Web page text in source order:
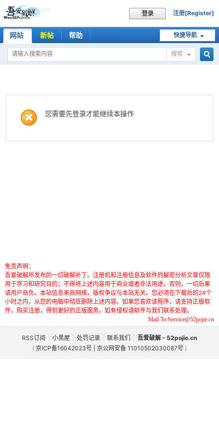
登录 注册[Register]
快捷导航
网站 新帖 帮助
搜索
您需要先登录才能继续本操作
免责声明：
吾爱破解所发布的一切破解补丁、注册机和注册信息及软件的解密分析文章仅限
用于学习和研究目的；不得将上述内容用于商业或者非法用途，否则，一切后果
请用户自负。本站信息来自网络，版权争议与本站无关。您必须在下载后的24个
小时之内，从您的电脑中彻底删除上述内容。如果您喜欢该程序，请支持正版软
件，购买注册，得到更好的正版服务。如有侵权请邮件与我们联系处理。
Mail To:Service@52pojie.cn
RSS订阅 小黑屋 处罚记录 联系我们
吾爱破解 - 52pojie.cn
( 京ICP备16042023号 | 京公网安备 11010502030087号 )